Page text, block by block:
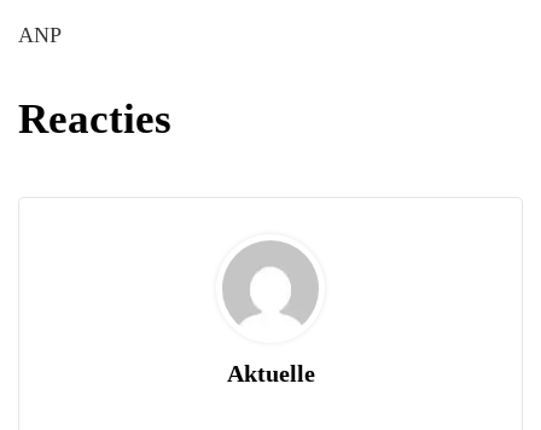
ANP
Reacties
Aktuelle